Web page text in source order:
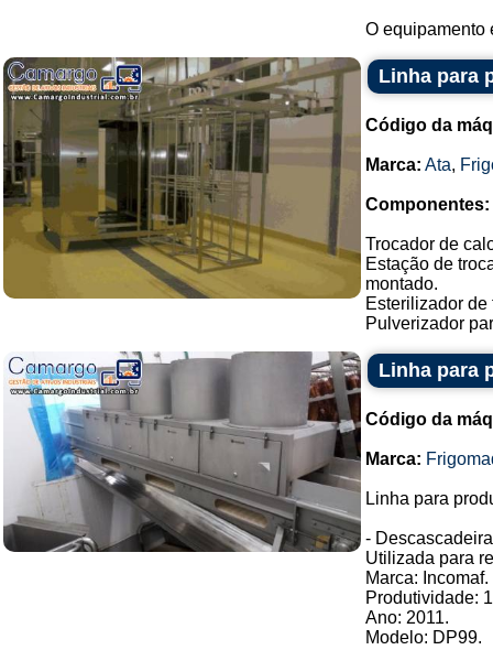
O equipamento
Linha para
Código da
Marca: Ata,
Componentes:
Trocador de
Estação de
montado.
Esterilizador
Pulverizador
Linha para
Código da
Marca:
Linha para
-
Utilizada para
Marca: Incomaf.
Produtividade:
Ano: 2011.
Modelo: DP99.